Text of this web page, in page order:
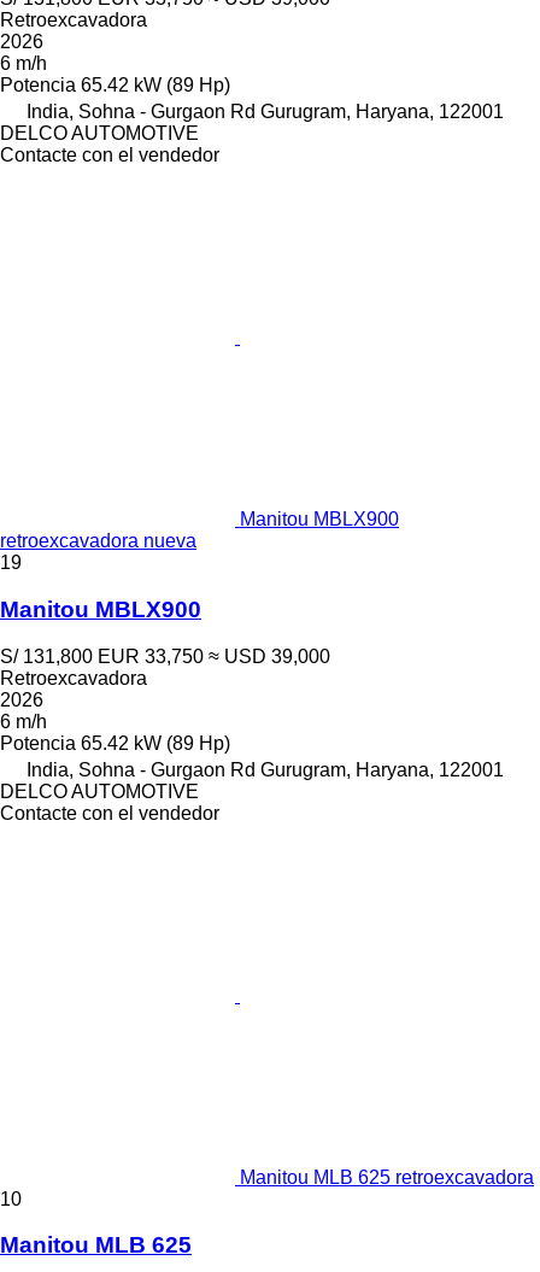
Retroexcavadora
2026
6 m/h
Potencia 65.42 kW (89 Hp)
India, Sohna - Gurgaon Rd Gurugram, Haryana, 122001
DELCO AUTOMOTIVE
Contacte con el vendedor
Manitou MBLX900
retroexcavadora nueva
19
Manitou MBLX900
S/ 131,800 EUR 33,750 ≈ USD 39,000
Retroexcavadora
2026
6 m/h
Potencia 65.42 kW (89 Hp)
India, Sohna - Gurgaon Rd Gurugram, Haryana, 122001
DELCO AUTOMOTIVE
Contacte con el vendedor
Manitou MLB 625 retroexcavadora
10
Manitou MLB 625